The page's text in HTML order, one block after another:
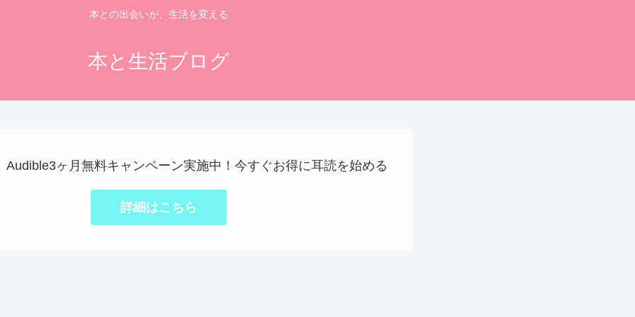
本との出会いが、生活を変える
本と生活ブログ
Audible3ヶ月無料キャンペーン実施中！今すぐお得に耳読を始める
詳細はこちら